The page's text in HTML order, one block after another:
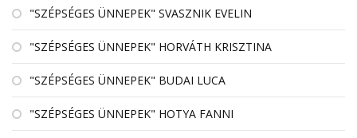
"SZÉPSÉGES ÜNNEPEK" SVASZNIK EVELIN
"SZÉPSÉGES ÜNNEPEK" HORVÁTH KRISZTINA
"SZÉPSÉGES ÜNNEPEK" BUDAI LUCA
"SZÉPSÉGES ÜNNEPEK" HOTYA FANNI